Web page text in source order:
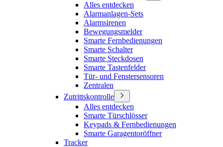
Alles entdecken
Alarmanlagen-Sets
Alarmsirenen
Bewegungsmelder
Smarte Fernbedienungen
Smarte Schalter
Smarte Steckdosen
Smarte Tastenfelder
Tür- und Fenstersensoren
Zentralen
Zutrittskontrolle
Alles entdecken
Smarte Türschlösser
Keypads & Fernbedienungen
Smarte Garagentoröffner
Tracker